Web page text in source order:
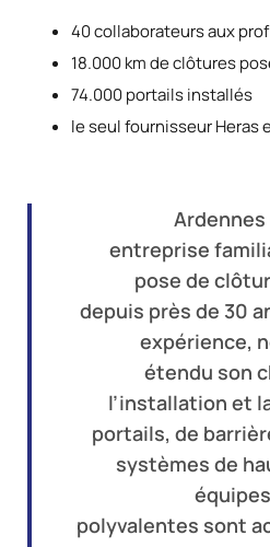
40 collaborateurs aux
18.000 km de clôtures
74.000 portails installés
le seul fournisseur Heras
entreprise
pose de
depuis près de 30
expérience,
étendu son
l’installation et
portails, de
systèmes de
polyvalentes sont